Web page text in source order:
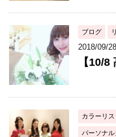
ブログ
2018/09/28
【10/
カラーリ
パーソナ